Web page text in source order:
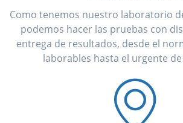
Como tenemos nuestro laboratorio
podemos hacer las pruebas con
entrega de resultados, desde el
laborables hasta el urgente